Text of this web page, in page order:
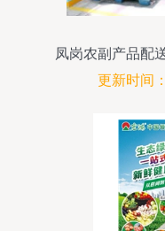
凤岗农副产品配
更新时间